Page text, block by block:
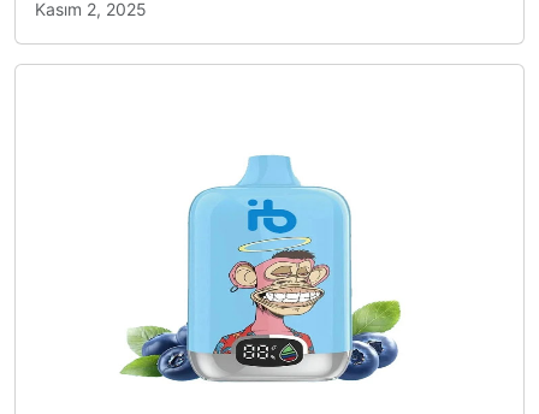
Kasım 2, 2025